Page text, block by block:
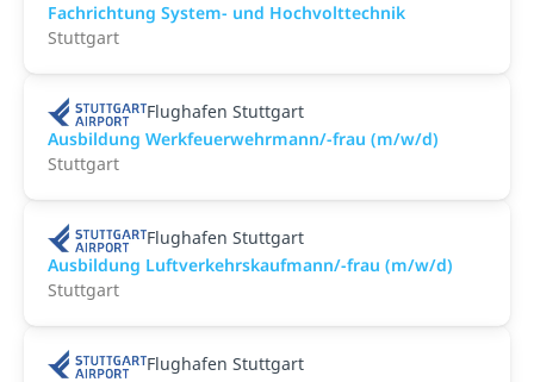
Fachrichtung System- und Hochvolttechnik
Stuttgart
Flughafen Stuttgart
Ausbildung Werkfeuerwehrmann/-frau (m/w/d)
Stuttgart
Flughafen Stuttgart
Ausbildung Luftverkehrskaufmann/-frau (m/w/d)
Stuttgart
Flughafen Stuttgart